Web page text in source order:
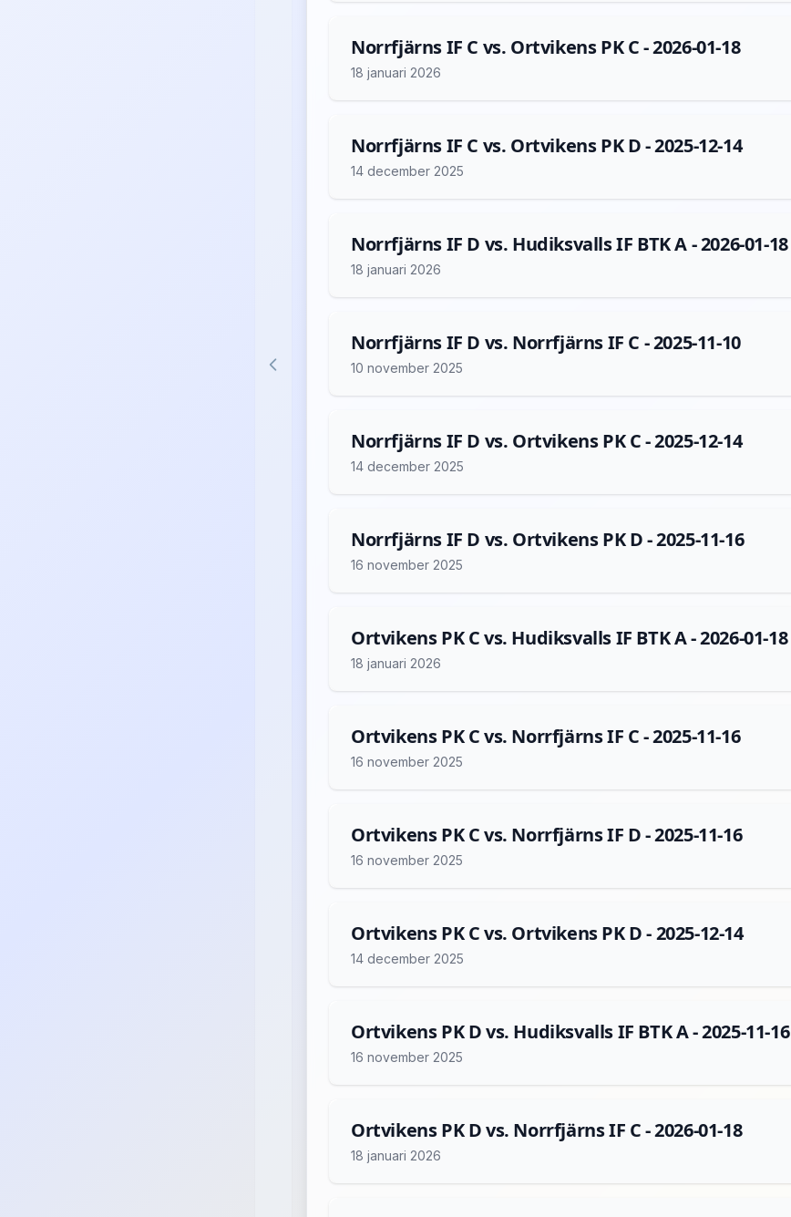
Norrfjärns IF C vs. Ortvikens PK C - 2026-01-18
18 januari 2026
Norrfjärns IF C vs. Ortvikens PK D - 2025-12-14
14 december 2025
Norrfjärns IF D vs. Hudiksvalls IF BTK A - 2026-01-18
18 januari 2026
Norrfjärns IF D vs. Norrfjärns IF C - 2025-11-10
10 november 2025
Norrfjärns IF D vs. Ortvikens PK C - 2025-12-14
14 december 2025
Norrfjärns IF D vs. Ortvikens PK D - 2025-11-16
16 november 2025
Ortvikens PK C vs. Hudiksvalls IF BTK A - 2026-01-18
18 januari 2026
Ortvikens PK C vs. Norrfjärns IF C - 2025-11-16
16 november 2025
Ortvikens PK C vs. Norrfjärns IF D - 2025-11-16
16 november 2025
Ortvikens PK C vs. Ortvikens PK D - 2025-12-14
14 december 2025
Ortvikens PK D vs. Hudiksvalls IF BTK A - 2025-11-16
16 november 2025
Ortvikens PK D vs. Norrfjärns IF C - 2026-01-18
18 januari 2026